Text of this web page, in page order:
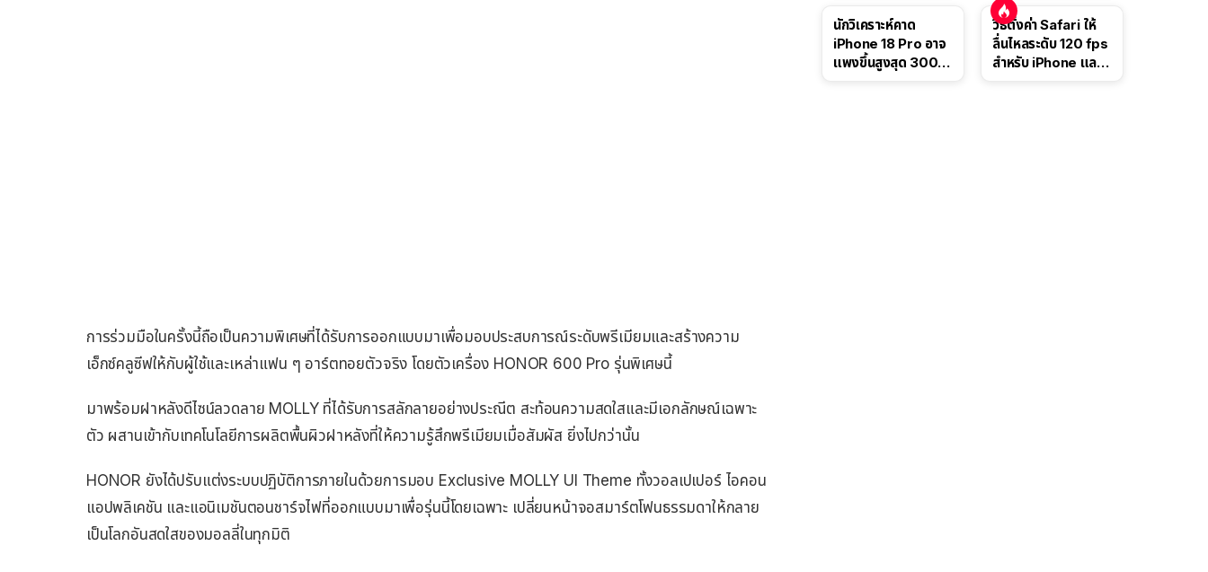
การร่วมมือในครั้งนี้ถือเป็นความพิเศษที่ได้รับการออกแบบมาเพื่อมอบประสบการณ์ระดับพรีเมียมและสร้างความ
เอ็กซ์คลูซีฟให้กับผู้ใช้และเหล่าแฟน ๆ อาร์ตทอยตัวจริง โดยตัวเครื่อง HONOR 600 Pro รุ่นพิเศษนี้
มาพร้อมฝาหลังดีไซน์ลวดลาย MOLLY ที่ได้รับการสลักลายอย่างประณีต สะท้อนความสดใสและมีเอกลักษณ์เฉพาะ
ตัว ผสานเข้ากับเทคโนโลยีการผลิตพื้นผิวฝาหลังที่ให้ความรู้สึกพรีเมียมเมื่อสัมผัส ยิ่งไปกว่านั้น
HONOR ยังได้ปรับแต่งระบบปฏิบัติการภายในด้วยการมอบ Exclusive MOLLY UI Theme ทั้งวอลเปเปอร์ ไอคอน
แอปพลิเคชัน และแอนิเมชันตอนชาร์จไฟที่ออกแบบมาเพื่อรุ่นนี้โดยเฉพาะ เปลี่ยนหน้าจอสมาร์ตโฟนธรรมดาให้กลาย
เป็นโลกอันสดใสของมอลลี่ในทุกมิติ
นี้
นักวิเคราะห์คาด
iPhone 18 Pro อาจ
แพงขึ้นสูงสุด 300
วิธีตั้งค่า Safari ให้
ลื่นไหลระดับ 120 fps
สำหรับ iPhone และ